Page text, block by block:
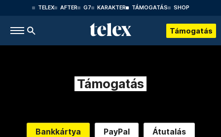
TELEX AFTER G7 KARAKTER TÁMOGATÁS SHOP
Támogatás
Támogatás
Bankkártya PayPal Átutalás